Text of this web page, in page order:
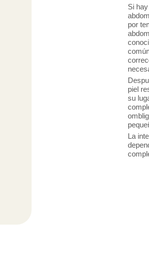
Si
por
piel
su
La